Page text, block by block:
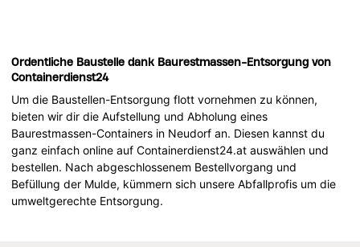
Ordentliche Baustelle dank Baurestmassen-Entsorgung von
Containerdienst24
Um die Baustellen-Entsorgung flott vornehmen zu können,
bieten wir dir die Aufstellung und Abholung eines
Baurestmassen-Containers in Neudorf an. Diesen kannst du
ganz einfach online auf Containerdienst24.at auswählen und
bestellen. Nach abgeschlossenem Bestellvorgang und
Befüllung der Mulde, kümmern sich unsere Abfallprofis um die
umweltgerechte Entsorgung.